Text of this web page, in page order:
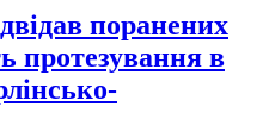
поранених
протезування в